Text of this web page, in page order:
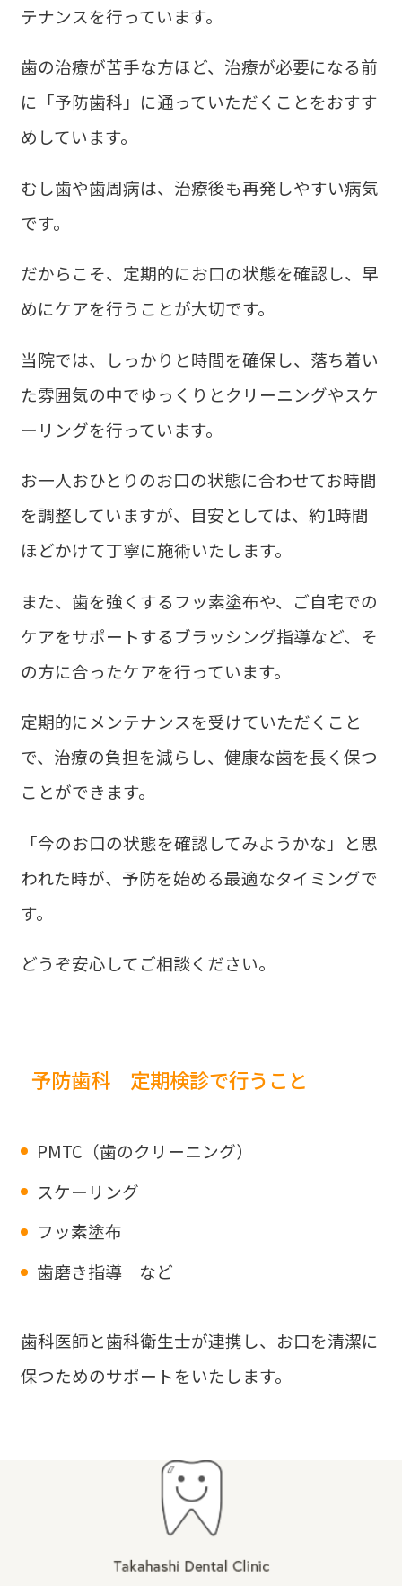
テナンスを行っています。
歯の治療が苦手な方ほど、治療が必要になる前
に「予防歯科」に通っていただくことをおすす
めしています。
むし歯や歯周病は、治療後も再発しやすい病気
です。
だからこそ、定期的にお口の状態を確認し、早
めにケアを行うことが大切です。
当院では、しっかりと時間を確保し、落ち着い
た雰囲気の中でゆっくりとクリーニングやスケ
ーリングを行っています。
お一人おひとりのお口の状態に合わせてお時間
を調整していますが、目安としては、約1時間
ほどかけて丁寧に施術いたします。
また、歯を強くするフッ素塗布や、ご自宅での
ケアをサポートするブラッシング指導など、そ
の方に合ったケアを行っています。
定期的にメンテナンスを受けていただくこと
で、治療の負担を減らし、健康な歯を長く保つ
ことができます。
「今のお口の状態を確認してみようかな」と思
われた時が、予防を始める最適なタイミングで
す。
どうぞ安心してご相談ください。
予防歯科 定期検診で行うこと
PMTC（歯のクリーニング）
スケーリング
フッ素塗布
歯磨き指導 など
歯科医師と歯科衛生士が連携し、お口を清潔に
保つためのサポートをいたします。